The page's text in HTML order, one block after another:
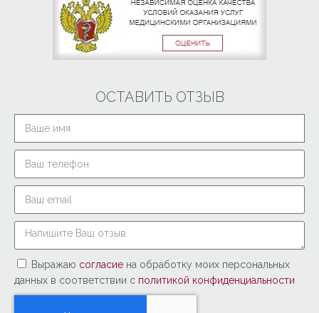
ОСТАВИТЬ ОТЗЫВ
Выражаю согласие на обработку моих персональных
данных в соответствии с политикой конфиденциальности